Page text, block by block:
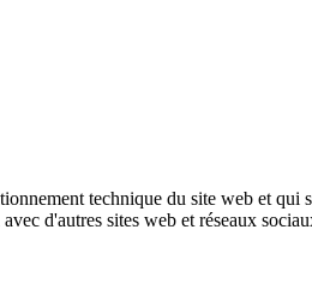
technique du site web et
d'autres sites web et réseaux